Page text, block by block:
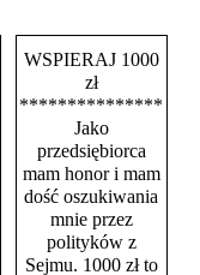
WSPIERAJ 1000
zł
***************
Jako
przedsiębiorca
mam honor i mam
dość oszukiwania
mnie przez
polityków z
Sejmu. 1000 zł to